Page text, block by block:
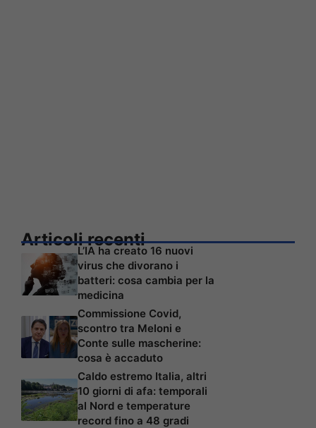
Articoli recenti
L’IA ha creato 16 nuovi
virus che divorano i
batteri: cosa cambia per la
medicina
Commissione Covid,
scontro tra Meloni e
Conte sulle mascherine:
cosa è accaduto
Caldo estremo Italia, altri
10 giorni di afa: temporali
al Nord e temperature
record fino a 48 gradi